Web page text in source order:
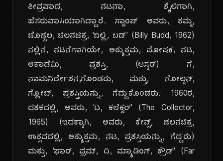
ತೀವ್ರವಾದ, ನಟನಾ, ಶೈಲಿಗಾಗಿ,
ಹೆಸರುವಾಸಿಯಾಗಿದ್ದಾರೆ. ಸ್ಟಾಂಪ್ ಅವರು, ತಮ್ಮ,
ಚೊಚ್ಚಲ, ಚಲನಚಿತ್ರ, 'ಬಿಲ್ಲಿ, ಬಡ್' (Billy Budd, 1962)
ನಲ್ಲಿನ, ನಟನೆಗಾಗಿಯೇ, ಅತ್ಯುತ್ತಮ, ಪೋಷಕ, ನಟ,
ಅಕಾಡೆಮಿ, ಪ್ರಶಸ್ತಿ, (ಆಸ್ಕರ್) ಗೆ,
ನಾಮನಿರ್ದೇಶನ,ಗೊಂಡರು, ಮತ್ತು, ಗೋಲ್ಡನ್,
ಗ್ಲೋಬ್, ಪ್ರಶಸ್ತಿಯನ್ನು, ಗೆದ್ದುಕೊಂಡರು. 1960ರ,
ದಶಕದಲ್ಲಿ, ಅವರು, 'ದಿ, ಕಲೆಕ್ಟರ್' (The Collector,
1965) (ಇದಕ್ಕಾಗಿ, ಅವರು, ಕೇನ್ಸ್, ಚಲನಚಿತ್ರ,
ಉತ್ಸವದಲ್ಲಿ, ಅತ್ಯುತ್ತಮ, ನಟ, ಪ್ರಶಸ್ತಿಯನ್ನು, ಗೆದ್ದರು)
ಮತ್ತು, 'ಫಾರ್, ಫ್ರಮ್, ದಿ, ಮ್ಯಾಡಿಂಗ್, ಕ್ರೌಡ್' (Far